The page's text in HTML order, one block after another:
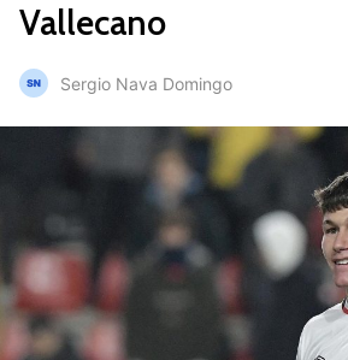
Vallecano
Sergio Nava Domingo